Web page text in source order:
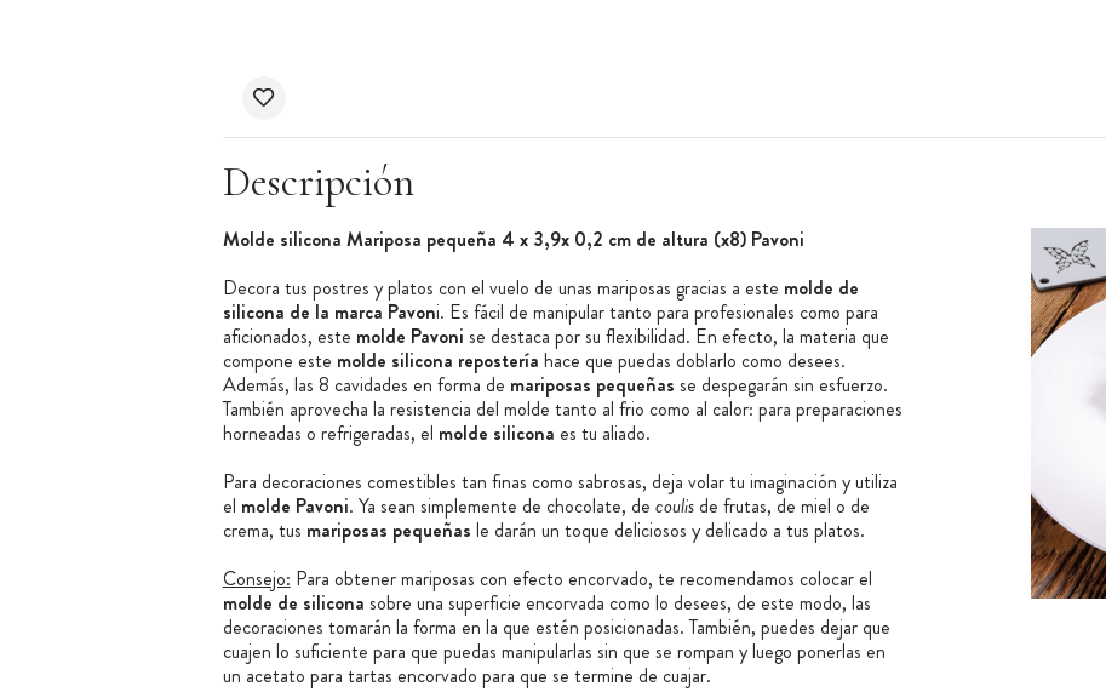
Descripción
Molde silicona Mariposa pequeña 4 x 3,9x 0,2 cm de altura (x8) Pavoni
Decora tus postres y platos con el vuelo de unas mariposas gracias a este molde de
silicona de la marca Pavoni. Es fácil de manipular tanto para profesionales como para
aficionados, este molde Pavoni se destaca por su flexibilidad. En efecto, la materia que
compone este molde silicona repostería hace que puedas doblarlo como desees.
Además, las 8 cavidades en forma de mariposas pequeñas se despegarán sin esfuerzo.
También aprovecha la resistencia del molde tanto al frio como al calor: para preparaciones
horneadas o refrigeradas, el molde silicona es tu aliado.
Para decoraciones comestibles tan finas como sabrosas, deja volar tu imaginación y utiliza
el molde Pavoni. Ya sean simplemente de chocolate, de coulisde frutas, de miel o de
crema, tus mariposas pequeñas le darán un toque deliciosos y delicado a tus platos.
Consejo: Para obtener mariposas con efecto encorvado, te recomendamos colocar el
molde de silicona sobre una superficie encorvada como lo desees, de este modo, las
decoraciones tomarán la forma en la que estén posicionadas. También, puedes dejar que
cuajen lo suficiente para que puedas manipularlas sin que se rompan y luego ponerlas en
un acetato para tartas encorvado para que se termine de cuajar.